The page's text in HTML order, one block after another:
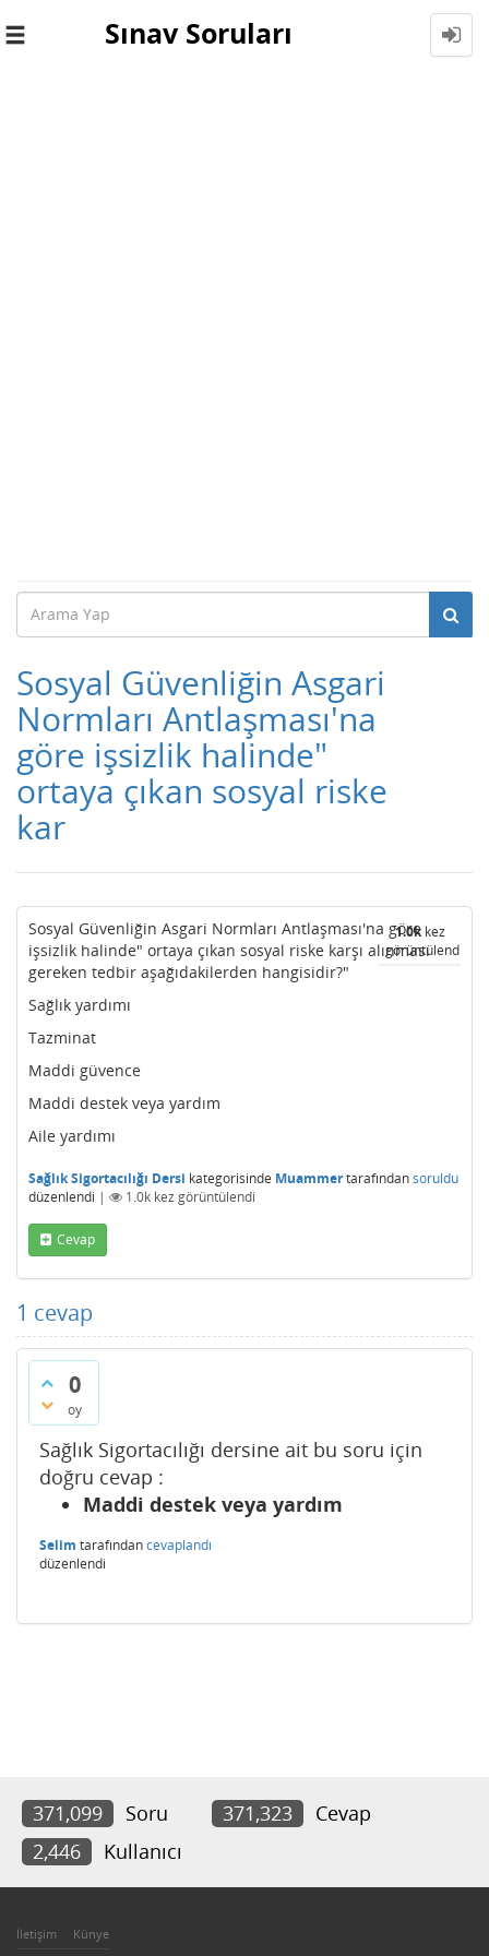
Toggle
Sınav Soruları
Sosyal Güvenliğin Asgari
Normları Antlaşması'na
göre işsizlik halinde"
ortaya çıkan sosyal riske
kar
1.0kkez
görüntülendi
Sosyal Güvenliğin Asgari Normları Antlaşması'na göre
işsizlik halinde" ortaya çıkan sosyal riske karşı alınması
gereken tedbir aşağıdakilerden hangisidir?"
Sağlık yardımı
Tazminat
Maddi güvence
Maddi destek veya yardım
Aile yardımı
Sağlık Sigortacılığı Dersi kategorisinde Muammertarafındansoruldu
düzenlendi | 1.0k kez görüntülendi
Cevap
1 cevap
0
oy
Sağlık Sigortacılığı dersine ait bu soru için
doğru cevap :
Maddi destek veya yardım
Selim tarafındancevaplandı
düzenlendi
371,099 Soru 371,323
Cevap
2,446
Kullanıcı
İletişim Künye